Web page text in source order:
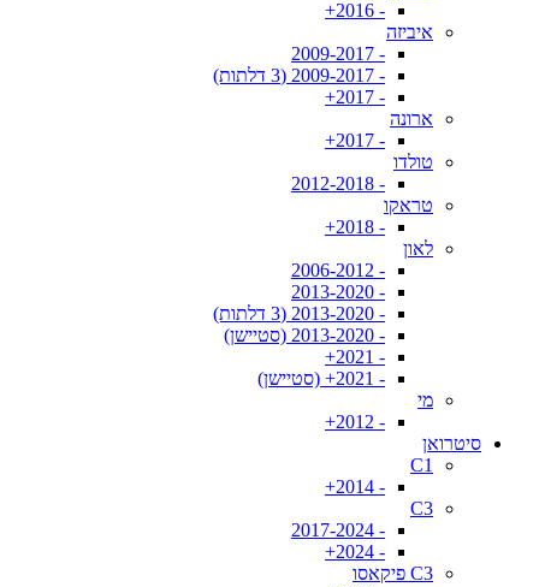
- 2016+
איביזה
- 2009-2017
- 2009-2017 (3 דלתות)
- 2017+
ארונה
- 2017+
טולדו
- 2012-2018
טראקו
- 2018+
לאון
- 2006-2012
- 2013-2020
- 2013-2020 (3 דלתות)
- 2013-2020 (סטיישן)
- 2021+
- 2021+ (סטיישן)
מי
- 2012+
סיטרואן
C1
- 2014+
C3
- 2017-2024
- 2024+
C3 פיקאסו